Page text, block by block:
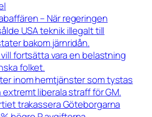
– När regeringen
USA teknik illegalt till
bakom järnridån.
vill fortsätta vara en belastning
folket.
inom hemtjänster som tystas
extremt liberala straff för GM.
trakassera Göteborgarna